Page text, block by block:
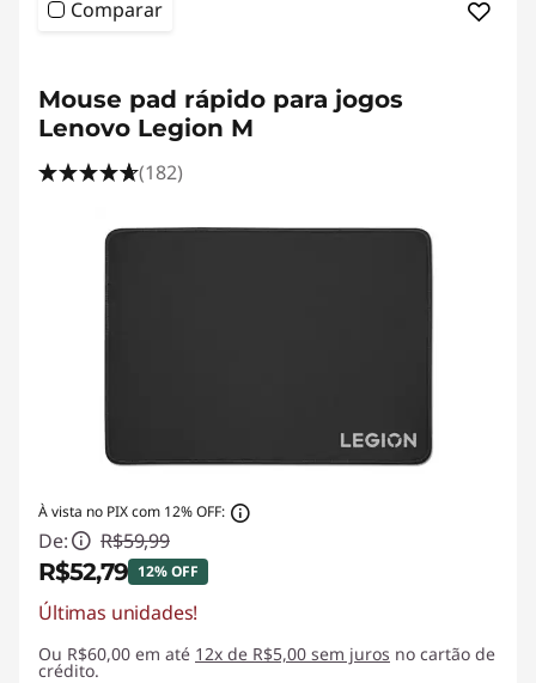
Comparar
Mouse pad rápido para jogos
Lenovo Legion M
(182)
À vista no PIX com 12% OFF:
De: R$59,99
R$52,79 12% OFF
Economias instantâneas :
Últimas unidades!
Ou R$60,00 em até 12x de R$5,00 sem juros no cartão de
crédito.